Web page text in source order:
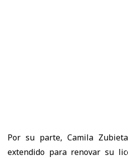
Por su parte, Camila
extendido para renovar su